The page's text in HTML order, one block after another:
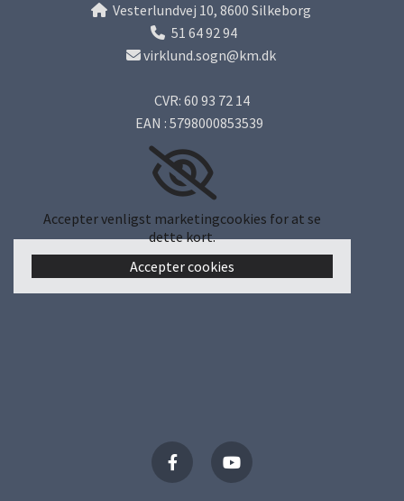
Vesterlundvej 10, 8600 Silkeborg
 51 64 92 94
virklund.sogn@km.dk
CVR: 60 93 72 14
EAN : 5798000853539
Accepter venligst marketingcookies for at se
dette kort.
Accepter cookies